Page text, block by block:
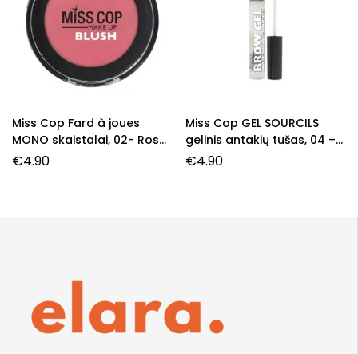
Miss Cop Fard à joues
MONO skaistalai, 02- Rose,
3,2 g.
€4.90
Miss Cop GEL SOURCILS
gelinis antakių tušas, 04 –
Transparent, 7,5 ml.
€4.90